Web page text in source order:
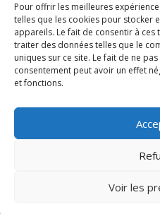
Pour offrir les meilleures
telles que les cookies pour stocker
appareils. Le fait de consentir à
traiter des données telles que le
uniques sur ce site. Le fait de ne
consentement peut avoir un effet
et fonctions.
Voir les
pas à
tes
concerts,
séries ou
d'humeur
net